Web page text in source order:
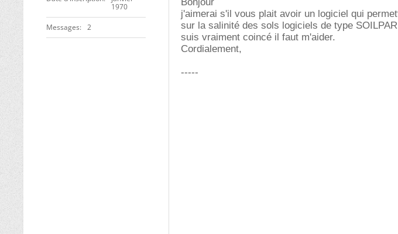
1970
Messages 2
j'aimerai s'il vous plait avoir un logiciel qui
sur la salinité des sols logiciels de type
suis vraiment coincé il faut m'aider.
Cordialement,
-----